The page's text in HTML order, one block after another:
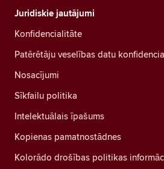
Juridiskie jautājumi
Konfidencialitāte
Patērētāju veselības datu
Nosacījumi
Sīkfailu politika
Intelektuālais īpašums
Kopienas pamatnostādnes
Kolorādo drošības politikas